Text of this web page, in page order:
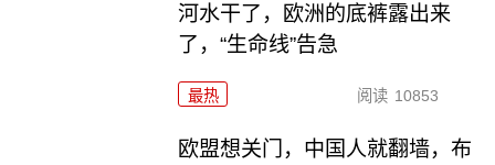
河水干了，欧洲的底裤露出来
了，“生命线”告急
最热 阅读 10853
欧盟想关门，中国人就翻墙，布